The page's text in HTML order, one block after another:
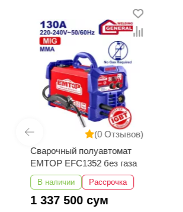
(0 Отзывов)
Сварочный полуавтомат
EMTOP EFC1352 без газа
В наличии Рассрочка
1 337 500 сум